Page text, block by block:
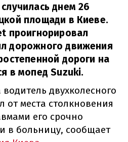
днем 26
площади в Киеве.
проигнорировал
дорожного движения
дороги на
в мопед Suzuki.
водитель двухколесного
от места столкновения
его срочно
в больницу, сообщает